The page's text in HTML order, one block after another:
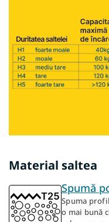
Material saltea
Spumă
Spuma
o mai bună